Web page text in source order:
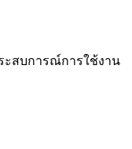
ะสบการณ์การใช้งาน